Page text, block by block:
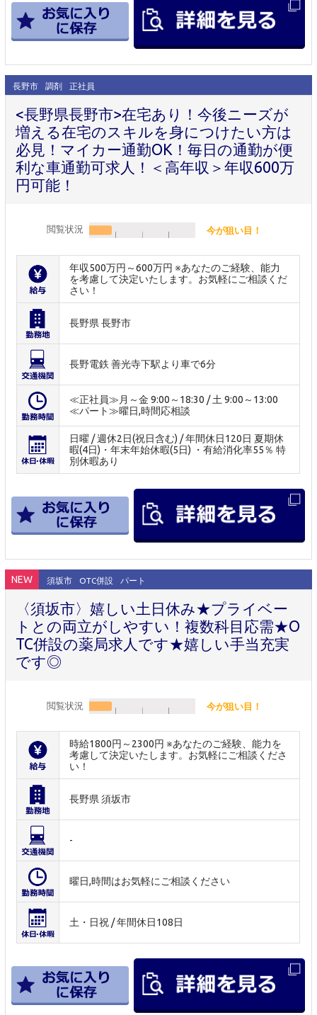
長野市 調剤 正社員
<長野県長野市>在宅あり！今後ニーズが
増える在宅のスキルを身につけたい方は
必見！マイカー通勤OK！毎日の通勤が便
利な車通勤可求人！＜高年収＞年収600万
円可能！
閲覧状況 今が狙い目！
年収500万円～600万円 ※あなたのご経験、能力
を考慮して決定いたします。お気軽にご相談くだ
さい！
長野県 長野市
長野電鉄 善光寺下駅より車で6分
≪正社員≫月～金 9:00～18:30 / 土 9:00～13:00
≪パート≫曜日,時間応相談
日曜 / 週休2日(祝日含む) / 年間休日120日 夏期休
暇(4日)・年末年始休暇(5日) ・有給消化率55％ 特
別休暇あり
NEW 須坂市 OTC併設 パート
〈須坂市〉嬉しい土日休み★プライベー
トとの両立がしやすい！複数科目応需★O
TC併設の薬局求人です★嬉しい手当充実
です◎
閲覧状況 今が狙い目！
時給1800円～2300円 ※あなたのご経験、能力を
考慮して決定いたします。お気軽にご相談くださ
い！
長野県 須坂市
-
曜日,時間はお気軽にご相談ください
土・日祝 / 年間休日108日